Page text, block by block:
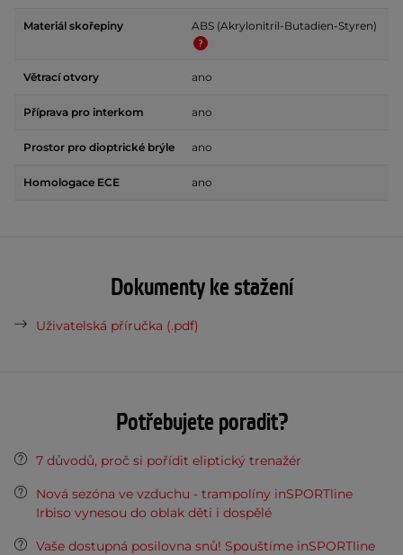
Materiál skořepiny ABS (Akrylonitril-Butadien-Styren)
Větrací otvory ano
Příprava pro interkom ano
Prostor pro dioptrické brýle ano
Homologace ECE ano
Dokumenty ke stažení
Uživatelská příručka (.pdf)
Potřebujete poradit?
7 důvodů, proč si pořídit eliptický trenažér
Nová sezóna ve vzduchu - trampolíny inSPORTline
Irbiso vynesou do oblak děti i dospělé
Vaše dostupná posilovna snů! Spouštíme inSPORTline